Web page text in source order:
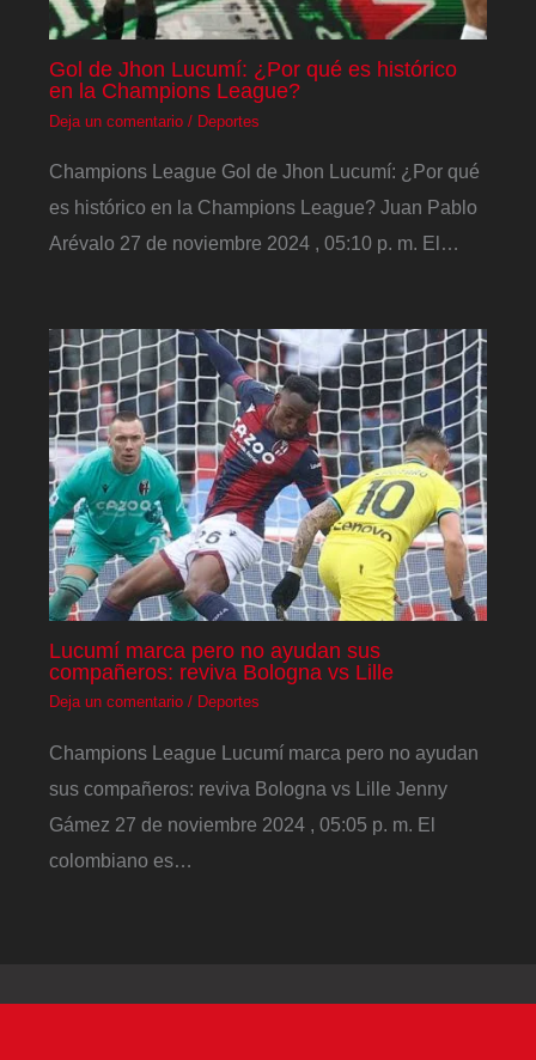
Gol de Jhon Lucumí: ¿Por qué es histórico
en la Champions League?
Deja un comentario / Deportes
Champions League Gol de Jhon Lucumí: ¿Por qué
es histórico en la Champions League? Juan Pablo
Arévalo 27 de noviembre 2024 , 05:10 p. m. El…
Lucumí marca pero no ayudan sus
compañeros: reviva Bologna vs Lille
Deja un comentario / Deportes
Champions League Lucumí marca pero no ayudan
sus compañeros: reviva Bologna vs Lille Jenny
Gámez 27 de noviembre 2024 , 05:05 p. m. El
colombiano es…